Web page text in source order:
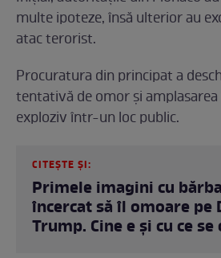
multe ipoteze, însă ulterior au
atac terorist.
Procuratura din principat a
tentativă de omor și
exploziv într-un loc public.
CITEȘTE ȘI:
Primele imagini cu
încercat să îl omoare pe
Trump. Cine e și cu ce se